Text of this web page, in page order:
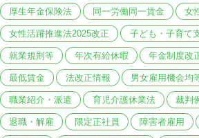
厚生年金保険法 同一労働同一賃金 女
女性活躍推進法2025改正 子ども・子育て
就業規則等 年次有給休暇 年金制度改
最低賃金 法改正情報 男女雇用機会均
職業紹介・派遣 育児介護休業法 裁判
退職・解雇 限定正社員 障害者雇用